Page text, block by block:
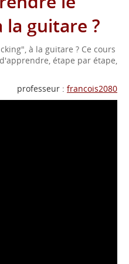
guitare ?
à la guitare ? Ce cours
étape par étape,
professeur : francois2080